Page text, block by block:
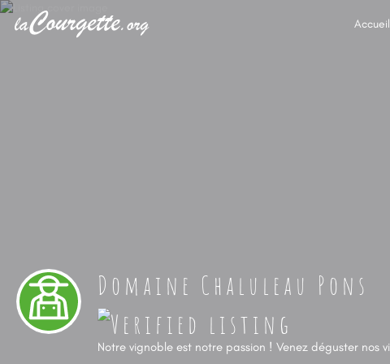
Accueil
Domaine Chaluleau Pons